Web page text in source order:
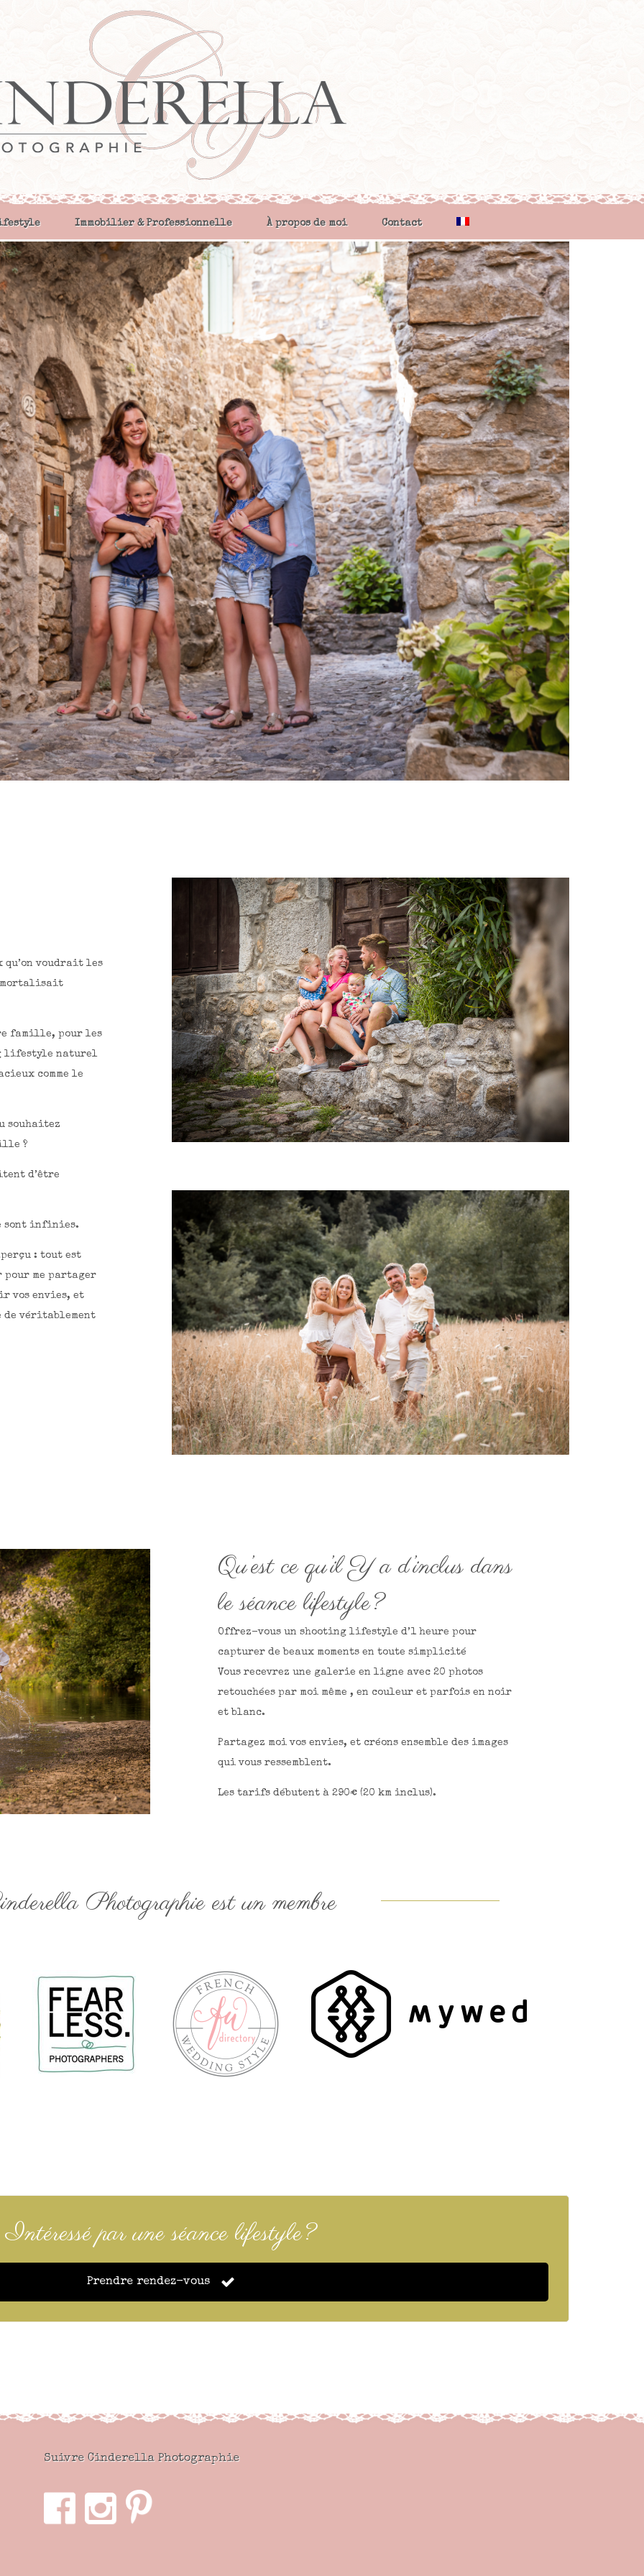
Immobilier & Professionnelle À propos de moi Contact
qu’on voudrait les
famille, pour les
lifestyle naturel
comme le
souhaitez
?
d’être
sont infinies.
: tout est
pour me partager
vos envies, et
de véritablement
Qu’est ce qu’il Y a d’inclus dans
le séance lifestyle?
Offrez-vous un shooting lifestyle d’1 heure pour
capturer de beaux moments en toute simplicité
Vous recevrez une galerie en ligne avec 20 photos
retouchées par moi même , en couleur et parfois en noir
et blanc.
Partagez moi vos envies, et créons ensemble des images
qui vous ressemblent.
Les tarifs débutent à 290€ (20 km inclus).
Photographie est un membre
Intéressé par une séance lifestyle?
Prendre rendez-vous
Suivre Cinderella Photographie